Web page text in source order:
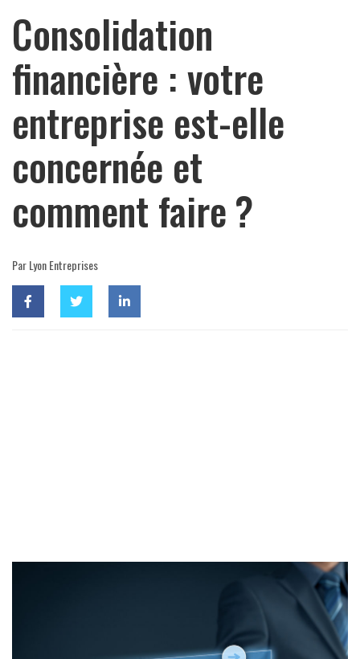
Consolidation
financière : votre
entreprise est-elle
concernée et
comment faire ?
Par Lyon Entreprises